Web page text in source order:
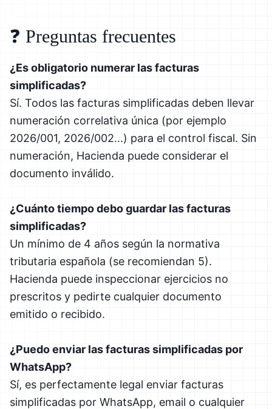
❓ Preguntas frecuentes
¿Es obligatorio numerar las facturas
simplificadas?
Sí. Todos las facturas simplificadas deben llevar
numeración correlativa única (por ejemplo
2026/001, 2026/002...) para el control fiscal. Sin
numeración, Hacienda puede considerar el
documento inválido.
¿Cuánto tiempo debo guardar las facturas
simplificadas?
Un mínimo de 4 años según la normativa
tributaria española (se recomiendan 5).
Hacienda puede inspeccionar ejercicios no
prescritos y pedirte cualquier documento
emitido o recibido.
¿Puedo enviar las facturas simplificadas por
WhatsApp?
Sí, es perfectamente legal enviar facturas
simplificadas por WhatsApp, email o cualquier